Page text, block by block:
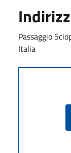
Passaggio
Italia